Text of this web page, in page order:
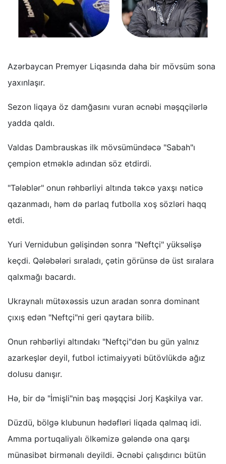
Azərbaycan Premyer Liqasında daha bir mövsüm sona
yaxınlaşır.
Sezon liqaya öz damğasını vuran əcnəbi məşqçilərlə
yadda qaldı.
Valdas Dambrauskas ilk mövsümündəcə "Sabah"ı
çempion etməklə adından söz etdirdi.
"Tələblər" onun rəhbərliyi altında təkcə yaxşı nəticə
qazanmadı, həm də parlaq futbolla xoş sözləri haqq
etdi.
Yuri Vernidubun gəlişindən sonra "Neftçi" yüksəlişə
keçdi. Qələbələri sıraladı, çətin görünsə də üst sıralara
qalxmağı bacardı.
Ukraynalı mütəxəssis uzun aradan sonra dominant
çıxış edən "Neftçi"ni geri qaytara bilib.
Onun rəhbərliyi altındakı "Neftçi"dən bu gün yalnız
azarkeşlər deyil, futbol ictimaiyyəti bütövlükdə ağız
dolusu danışır.
Hə, bir də "İmişli"nin baş məşqçisi Jorj Kaşkilya var.
Düzdü, bölgə klubunun hədəfləri liqada qalmaq idi.
Amma portuqaliyalı ölkəmizə gələndə ona qarşı
münasibət birmənalı deyildi. Əcnəbi çalışdırıcı bütün